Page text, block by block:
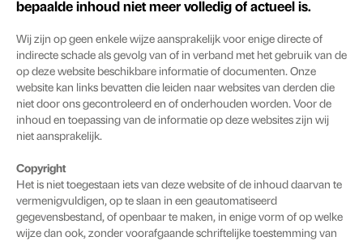
bepaalde inhoud niet meer volledig of actueel is.
Wij zijn op geen enkele wijze aansprakelijk voor enige directe of
indirecte schade als gevolg van of in verband met het gebruik van de
op deze website beschikbare informatie of documenten. Onze
website kan links bevatten die leiden naar websites van derden die
niet door ons gecontroleerd en of onderhouden worden. Voor de
inhoud en toepassing van de informatie op deze websites zijn wij
niet aansprakelijk.
Copyright
Het is niet toegestaan iets van deze website of de inhoud daarvan te
vermenigvuldigen, op te slaan in een geautomatiseerd
gegevensbestand, of openbaar te maken, in enige vorm of op welke
wijze dan ook, zonder voorafgaande schriftelijke toestemming van